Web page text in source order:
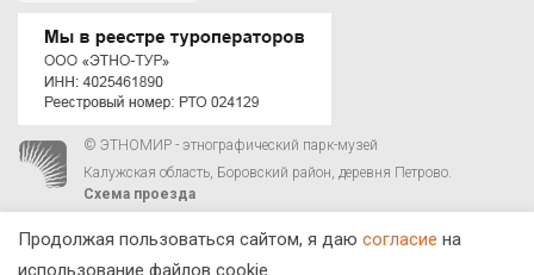
© ЭТНОМИР - этнографический парк-музей
Калужская область, Боровский район, деревня Петрово.
Схема проезда
Продолжая пользоваться сайтом, я даю согласие на
использование файлов cookie.